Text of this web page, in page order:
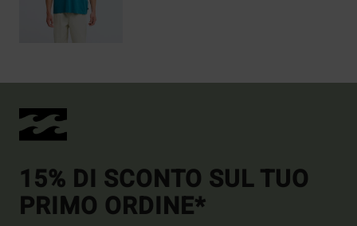
15% DI SCONTO SUL TUO
PRIMO ORDINE*